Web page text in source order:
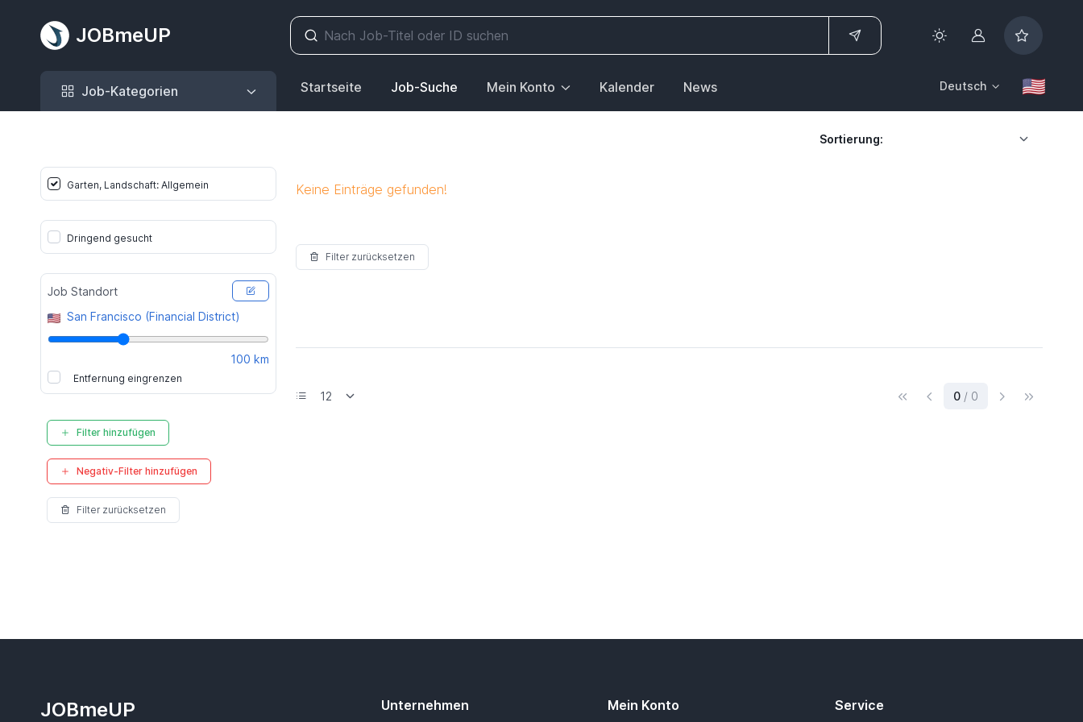
JOBmeUP Konto
Job-Kategorien
Job-Kategorien Startseite Job-Suche Mein Konto Kalender News Deutsch
Sortierung:
Garten, Landschaft: Allgemein
Dringend gesucht
Job Standort
San Francisco (Financial District)
100 km
Entfernung eingrenzen
Filter hinzufügen
Negativ-Filter hinzufügen
Filter zurücksetzen
Keine Einträge gefunden!
Filter zurücksetzen
0 / 0 (current)
JOBmeUP Unternehmen Mein Konto Service